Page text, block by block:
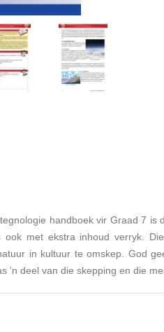
handboek vir Graad 7
met ekstra inhoud verryk.
in kultuur te omskep. God
ʼn deel van die skepping en die